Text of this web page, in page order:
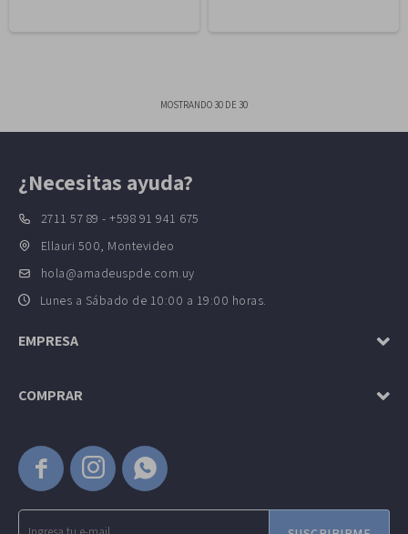
MOSTRANDO 30 DE 30
  
¿Necesitas ayuda?
2711 57 89 - +598 91 941 675
Ellauri 500, Montevideo
hola@amadeuspde.com.uy
Lunes a Sábado de 10:00 a 19:00 horas.
EMPRESA
COMPRAR